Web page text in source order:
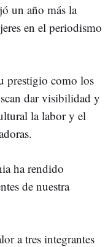
un año más la
en el periodismo
prestigio como los
dar visibilidad y
la labor y el
ha rendido
de nuestra
a tres integrantes